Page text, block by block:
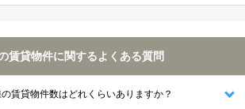
賃貸物件に関するよくある質問
賃貸物件数はどれくらいありますか？